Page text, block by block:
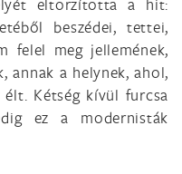
beszédei, tettei,
felel meg jellemének,
annak a helynek, ahol,
Kétség kívül furcsa
ez a modernisták